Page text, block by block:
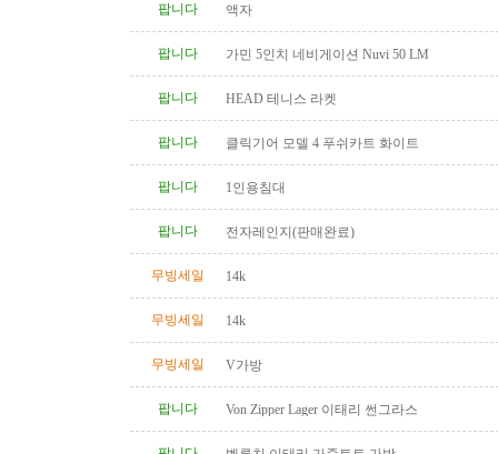
팝니다 액자
팝니다 가민 5인치 네비게이션 Nuvi 50 LM
팝니다 HEAD 테니스 라켓
팝니다 클릭기어 모델 4 푸쉬카트 화이트
팝니다 1인용침대
팝니다 전자레인지(판매완료)
무빙세일 14k
무빙세일 14k
무빙세일 V가방
팝니다 Von Zipper Lager 이태리 썬그라스